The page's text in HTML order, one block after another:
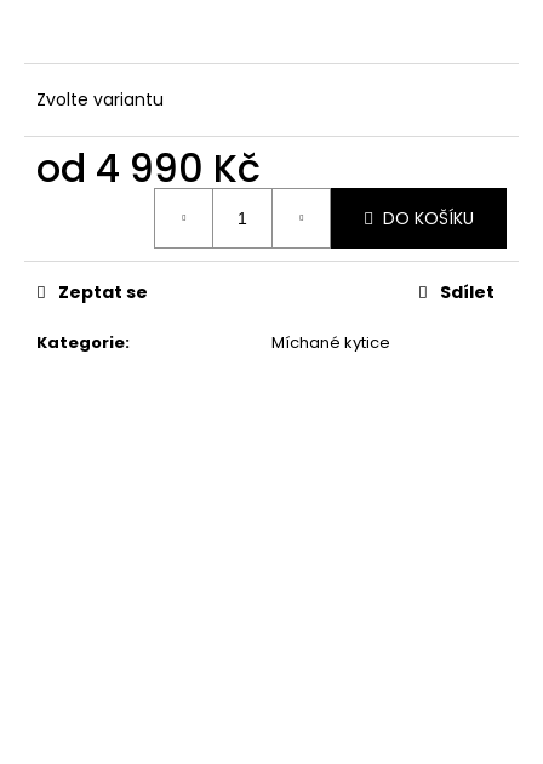
Zvolte variantu
od 4 990 Kč
DO KOŠÍKU
Kategorie: Míchané kytice
Zeptat se Sdílet